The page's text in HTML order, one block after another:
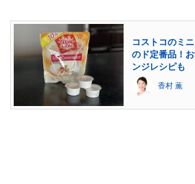
コストコのミ
のド定番品！
ンジレシピも
香村 薫